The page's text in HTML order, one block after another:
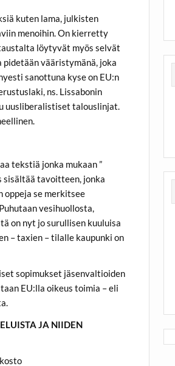
kuten lama, julkisten
menoihin. On kierretty
löytyvät myös selvät
vääristymänä, joka
sanottuna kyse on EU:n
ns. Lissabonin
uusliberalistiset talouslinjat.
tekstiä jonka mukaan ”
sisältää tavoitteen, jonka
oppeja se merkitsee
vesihuollosta,
on nyt jo surullisen kuuluisa
– taxien – tilalle kaupunki on
sopimukset jäsenvaltioiden
EU:lla oikeus toimia – eli
JA NIIDEN